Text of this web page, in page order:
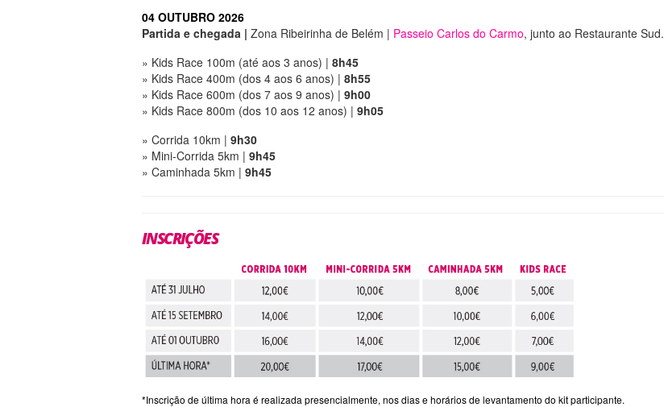
04 OUTUBRO 2026
Partida e chegada | Zona Ribeirinha de Belém | Passeio Carlos do Carmo, junto ao Restaurante Sud.
» Kids Race 100m (até aos 3 anos) | 8h45
» Kids Race 400m (dos 4 aos 6 anos) | 8h55
» Kids Race 600m (dos 7 aos 9 anos) | 9h00
» Kids Race 800m (dos 10 aos 12 anos) | 9h05
» Corrida 10km | 9h30
» Mini-Corrida 5km | 9h45
» Caminhada 5km | 9h45
INSCRIÇÕES
*Inscrição de última hora é realizada presencialmente, nos dias e horários de levantamento do kit participante.